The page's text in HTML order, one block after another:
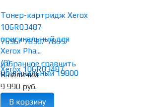
избранное сравнить
Тонер-картридж Xerox
106R03487
оригинальный для
Xerox Pha...
(0)
В наличии
9 990 руб.
В корзину